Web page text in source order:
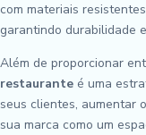
com materiais
garantindo durabilidade
Além de proporcionar
restaurante é uma
seus clientes, aumentar
sua marca como um